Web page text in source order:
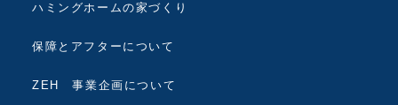
ハミングホームの家づくり
保障とアフターについて
ZEH 事業企画について